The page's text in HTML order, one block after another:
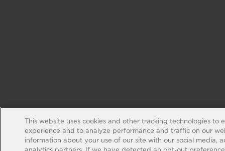
This website uses cookies and other tracking technologies to
experience and to analyze performance and traffic on our
information about your use of our site with our social media,